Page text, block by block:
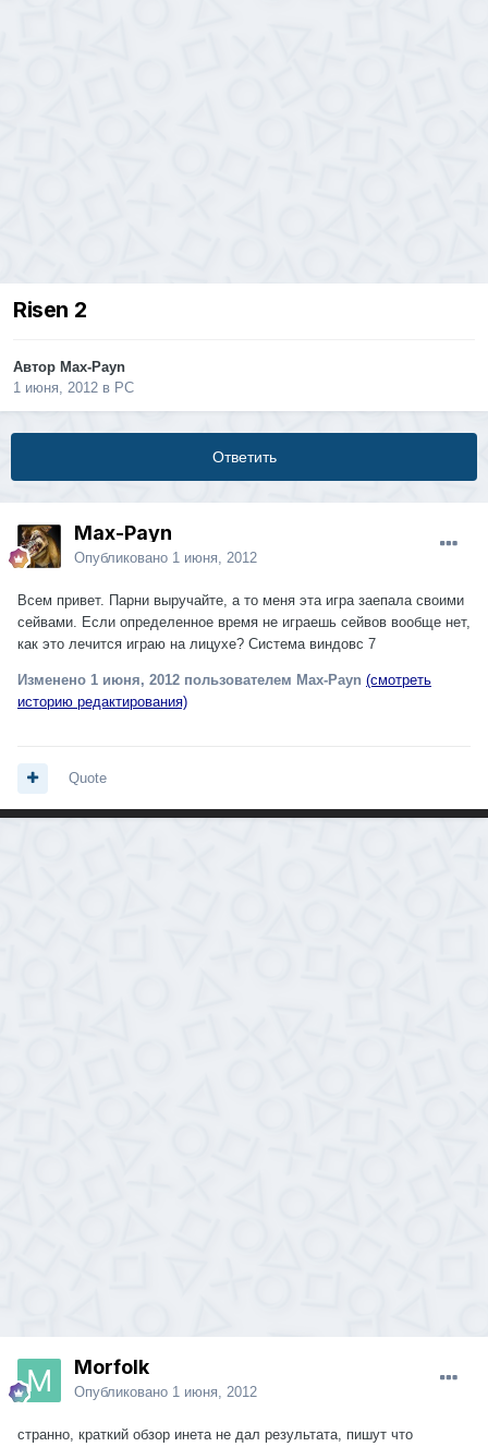
Risen 2
Автор Max-Payn
1 июня, 2012 в PC
Ответить
Max-Payn
Опубликовано 1 июня, 2012
Всем привет. Парни выручайте, а то меня эта игра заепала своими
сейвами. Если определенное время не играешь сейвов вообще нет,
как это лечится играю на лицухе? Система виндовс 7
Изменено 1 июня, 2012 пользователем Max-Payn (смотреть
историю редактирования)
Quote
Morfolk
Опубликовано 1 июня, 2012
странно, краткий обзор инета не дал результата, пишут что